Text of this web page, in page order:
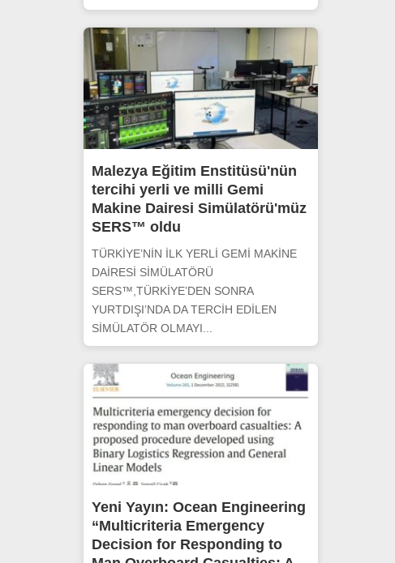
Malezya Eğitim Enstitüsü'nün
tercihi yerli ve milli Gemi
Makine Dairesi Simülatörü'müz
SERS™ oldu
TÜRKİYE’NİN İLK YERLİ GEMİ MAKİNE
DAİRESİ SİMÜLATÖRÜ
SERS™,TÜRKİYE’DEN SONRA
YURTDIŞI’NDA DA TERCİH EDİLEN
SİMÜLATÖR OLMAYI...
Yeni Yayın: Ocean Engineering
“Multicriteria Emergency
Decision for Responding to